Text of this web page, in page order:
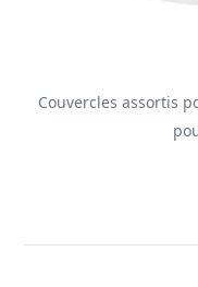
Couvercles assortis